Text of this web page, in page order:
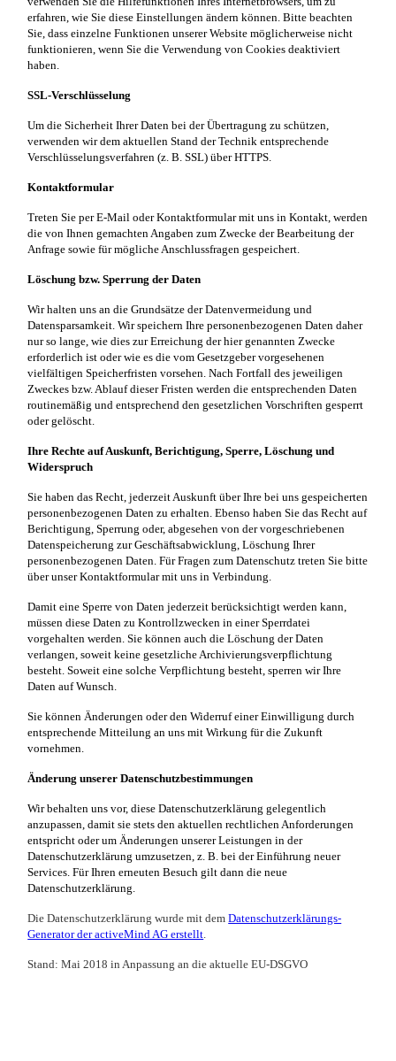
erfahren, wie Sie diese Einstellungen ändern können. Bitte beachten
Sie, dass einzelne Funktionen unserer Website möglicherweise nicht
funktionieren, wenn Sie die Verwendung von Cookies deaktiviert
haben.
SSL-Verschlüsselung
Um die Sicherheit Ihrer Daten bei der Übertragung zu schützen,
verwenden wir dem aktuellen Stand der Technik entsprechende
Verschlüsselungsverfahren (z. B. SSL) über HTTPS.
Kontaktformular
Treten Sie per E-Mail oder Kontaktformular mit uns in Kontakt, werden
die von Ihnen gemachten Angaben zum Zwecke der Bearbeitung der
Anfrage sowie für mögliche Anschlussfragen gespeichert.
Löschung bzw. Sperrung der Daten
Wir halten uns an die Grundsätze der Datenvermeidung und
Datensparsamkeit. Wir speichern Ihre personenbezogenen Daten daher
nur so lange, wie dies zur Erreichung der hier genannten Zwecke
erforderlich ist oder wie es die vom Gesetzgeber vorgesehenen
vielfältigen Speicherfristen vorsehen. Nach Fortfall des jeweiligen
Zweckes bzw. Ablauf dieser Fristen werden die entsprechenden Daten
routinemäßig und entsprechend den gesetzlichen Vorschriften gesperrt
oder gelöscht.
Ihre Rechte auf Auskunft, Berichtigung, Sperre, Löschung und
Widerspruch
Sie haben das Recht, jederzeit Auskunft über Ihre bei uns gespeicherten
personenbezogenen Daten zu erhalten. Ebenso haben Sie das Recht auf
Berichtigung, Sperrung oder, abgesehen von der vorgeschriebenen
Datenspeicherung zur Geschäftsabwicklung, Löschung Ihrer
personenbezogenen Daten. Für Fragen zum Datenschutz treten Sie bitte
über unser Kontaktformular mit uns in Verbindung.
Damit eine Sperre von Daten jederzeit berücksichtigt werden kann,
müssen diese Daten zu Kontrollzwecken in einer Sperrdatei
vorgehalten werden. Sie können auch die Löschung der Daten
verlangen, soweit keine gesetzliche Archivierungsverpflichtung
besteht. Soweit eine solche Verpflichtung besteht, sperren wir Ihre
Daten auf Wunsch.
Sie können Änderungen oder den Widerruf einer Einwilligung durch
entsprechende Mitteilung an uns mit Wirkung für die Zukunft
vornehmen.
Änderung unserer Datenschutzbestimmungen
Wir behalten uns vor, diese Datenschutzerklärung gelegentlich
anzupassen, damit sie stets den aktuellen rechtlichen Anforderungen
entspricht oder um Änderungen unserer Leistungen in der
Datenschutzerklärung umzusetzen, z. B. bei der Einführung neuer
Services. Für Ihren erneuten Besuch gilt dann die neue
Datenschutzerklärung.
Die Datenschutzerklärung wurde mit demDatenschutzerklärungs-
Generator der activeMind AG erstellt
Stand: Mai 2018 in Anpassung an die aktuelle EU-DSGVO